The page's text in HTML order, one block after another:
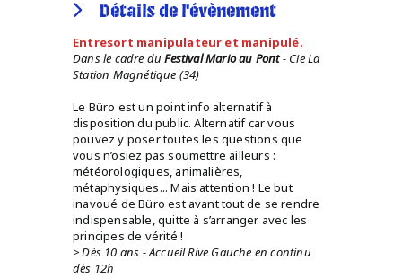
Détails de l'évènement
Entresort manipulateur et manipulé.
Dans le cadre du Festival Mario au Pont- Cie La
Station Magnétique (34)
Le Büro est un point info alternatif à
disposition du public. Alternatif car vous
pouvez y poser toutes les questions que
vous n’osiez pas soumettre ailleurs :
météorologiques, animalières,
métaphysiques... Mais attention ! Le but
inavoué de Büro est avant tout de se rendre
indispensable, quitte à s’arranger avec les
principes de vérité !
> Dès 10 ans - Accueil Rive Gauche en continu
dès 12h